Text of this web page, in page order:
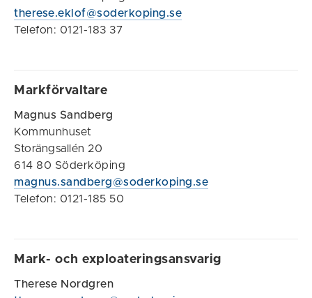
therese.eklof@soderkoping.se
Telefon: 0121-183 37
Markförvaltare
Magnus Sandberg
Kommunhuset
Storängsallén 20
614 80 Söderköping
magnus.sandberg@soderkoping.se
Telefon: 0121-185 50
Mark- och exploateringsansvarig
Therese Nordgren